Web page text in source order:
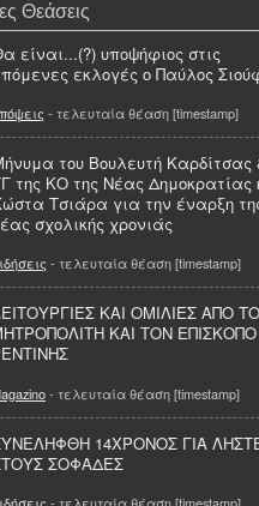
Θεάσεις
είναι...(?) υποψήφιος στις
εκλογές ο Παύλος
- τελευταία θέαση [timestamp]
του Βουλευτή Καρδίτσας
της ΚΟ της Νέας Δημοκρατίας
Τσιάρα για την έναρξη
σχολικής χρονιάς
- τελευταία θέαση [timestamp]
ΚΑΙ ΟΜΙΛΙΕΣ ΑΠΟ ΤΟ
ΚΑΙ ΤΟΝ ΕΠΙΣΚΟΠΟ
- τελευταία θέαση [timestamp]
14ΧΡΟΝΟΣ ΓΙΑ
ΣΟΦΑΔΕΣ